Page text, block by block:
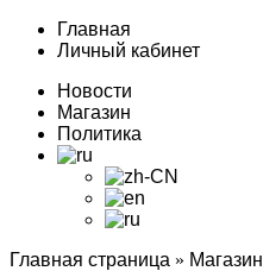
Главная
Личный кабинет
Новости
Магазин
Политика
Главная страница » Магазин